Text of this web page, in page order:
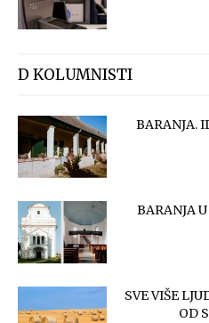
D KOLUMNISTI
BARANJA.
BARANJA
SVE VIŠE
OD